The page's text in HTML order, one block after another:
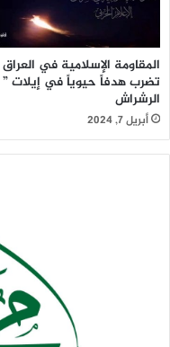
المقاومة الإسلامية في العراق
تضرب هدفاً حيوياً في إيلات ”
الرشراش
أبريل 7, 2024